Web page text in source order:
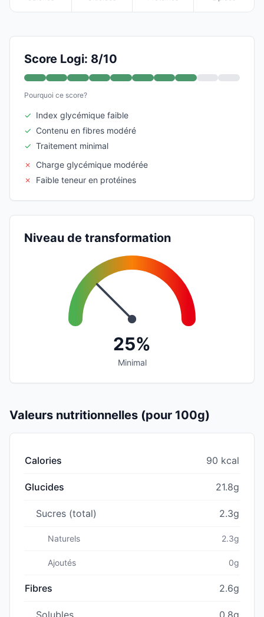
Score Logi: 8/10
Pourquoi ce score?
✓ Index glycémique faible
✓ Contenu en fibres modéré
✓ Traitement minimal
✗
Charge glycémique modérée
✗
Faible teneur en protéines
Niveau de transformation
25%
Minimal
Valeurs nutritionnelles (pour 100g)
Calories 90 kcal
Glucides 21.8g
Sucres (total) 2.3g
Naturels 2.3g
Ajoutés 0g
Fibres 2.6g
Solubles 0.8g